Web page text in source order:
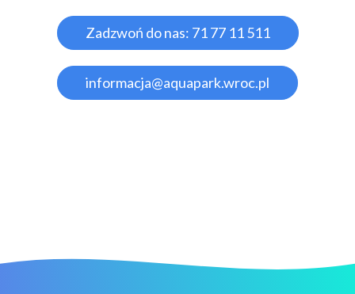
Zadzwoń do nas: 71 77 11 511
informacja@aquapark.wroc.pl